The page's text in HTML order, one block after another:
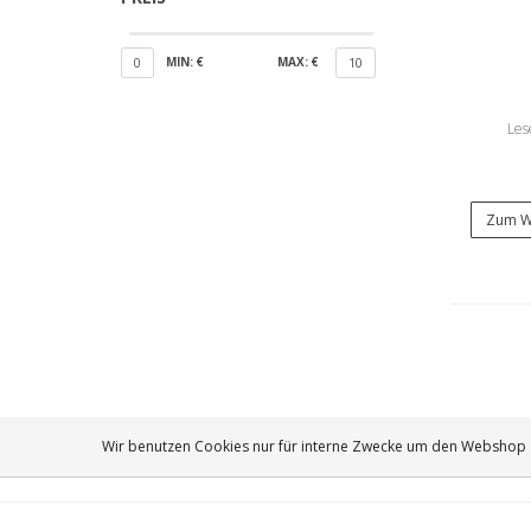
0 MIN: € MAX: € 10
Zum
Wir benutzen Cookies nur für interne Zwecke um den